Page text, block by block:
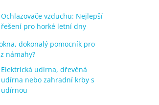
Ochlazovače vzduchu: Nejlepší
řešení pro horké letní dny
dokonalý pomocník pro
námahy?
Elektrická udírna, dřevěná
udírna nebo zahradní krby s
udírnou